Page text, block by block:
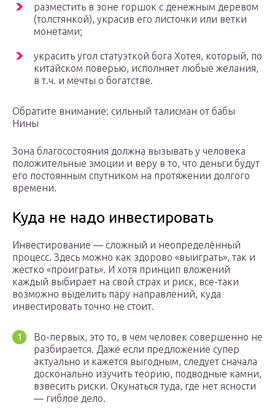
разместить в зоне горшок с денежным деревом
(толстянкой), украсив его листочки или ветки
монетами;
украсить угол статуэткой бога Хотея, который, по
китайском поверью, исполняет любые желания,
в т.ч. и мечты о богатстве.
Обратите внимание: сильный талисман от бабы
Нины
Зона благосостояния должна вызывать у человека
положительные эмоции и веру в то, что деньги будут
его постоянным спутником на протяжении долгого
времени.
Куда не надо инвестировать
Инвестирование — сложный и неопределённый
процесс. Здесь можно как здорово «выиграть», так и
жестко «проиграть». И хотя принцип вложений
каждый выбирает на свой страх и риск, все-таки
возможно выделить пару направлений, куда
инвестировать точно не стоит.
Во-первых, это то, в чем человек совершенно не
разбирается. Даже если предложение супер
актуально и кажется выгодным, следует сначала
досконально изучить теорию, подводные камни,
взвесить риски. Окунаться туда, где нет ясности
— гиблое дело.